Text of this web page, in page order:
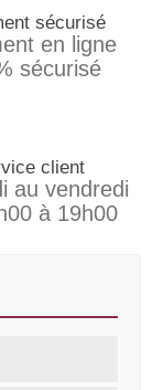
sécurisé
en ligne
sécurisé
client
au vendredi
à 19h00